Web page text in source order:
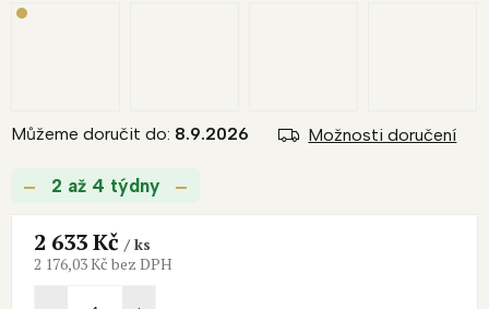
2 až 4 týdny
Můžeme doručit do: 8.9.2026 Možnosti doručení
2 633 Kč/ ks
2 176,03 Kč bez DPH